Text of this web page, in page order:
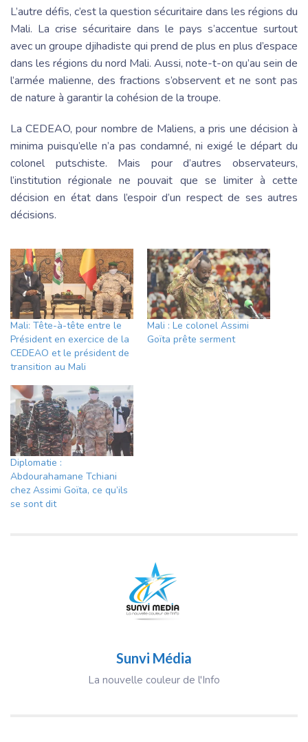
L’autre défis, c’est la question sécuritaire dans les régions du
Mali. La crise sécuritaire dans le pays s’accentue surtout
avec un groupe djihadiste qui prend de plus en plus d’espace
dans les régions du nord Mali. Aussi, note-t-on qu’au sein de
l’armée malienne, des fractions s’observent et ne sont pas
de nature à garantir la cohésion de la troupe.
La CEDEAO, pour nombre de Maliens, a pris une décision à
minima puisqu’elle n’a pas condamné, ni exigé le départ du
colonel putschiste. Mais pour d’autres observateurs,
l’institution régionale ne pouvait que se limiter à cette
décision en état dans l’espoir d’un respect de ses autres
décisions.
Mali: Tête-à-tête entre le
Président en exercice de la
CEDEAO et le président de
transition au Mali
Mali : Le colonel Assimi
Goïta prête serment
Diplomatie :
Abdourahamane Tchiani
chez Assimi Goïta, ce qu’ils
se sont dit
Sunvi Média
La nouvelle couleur de l'Info